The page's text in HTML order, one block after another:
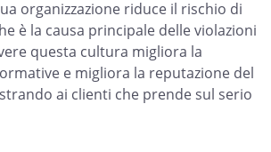
organizzazione riduce il rischio di
è la causa principale delle violazioni
questa cultura migliora la
e migliora la reputazione del
ai clienti che prende sul serio